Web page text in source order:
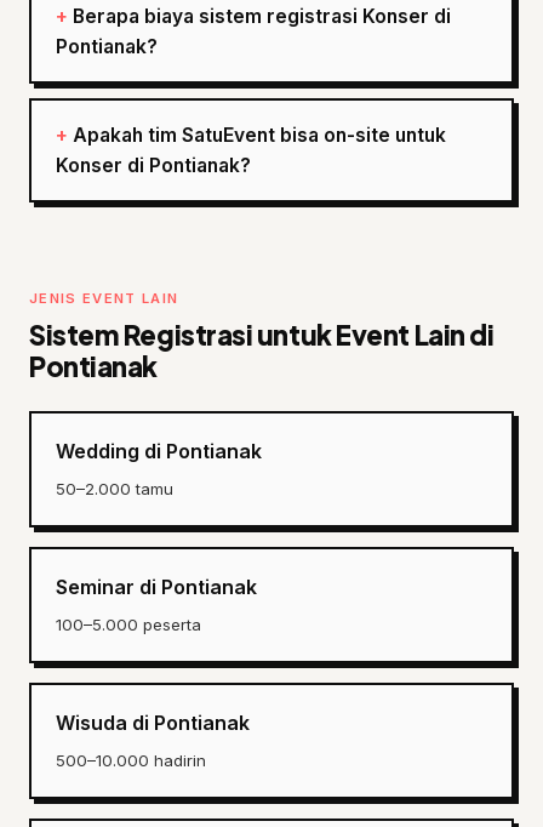
Berapa biaya sistem registrasi Konser di
Pontianak?
Apakah tim SatuEvent bisa on-site untuk
Konser di Pontianak?
JENIS EVENT LAIN
Sistem Registrasi untuk Event Lain di
Pontianak
Wedding di Pontianak
50–2.000 tamu
Seminar di Pontianak
100–5.000 peserta
Wisuda di Pontianak
500–10.000 hadirin